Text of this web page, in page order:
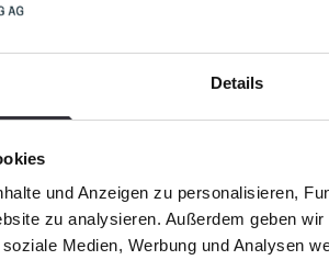
Details
und Anzeigen zu personalisieren,
zu analysieren. Außerdem geben
Medien, Werbung und Analysen